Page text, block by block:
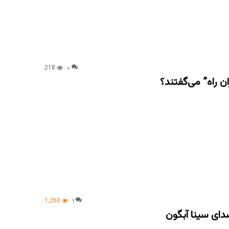
۰ 218
راه” می‌گفتند؟
۱ 1,260
سینا آبگون